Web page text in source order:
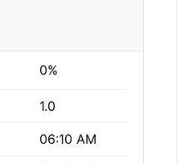
0%
1.0
06:10 AM